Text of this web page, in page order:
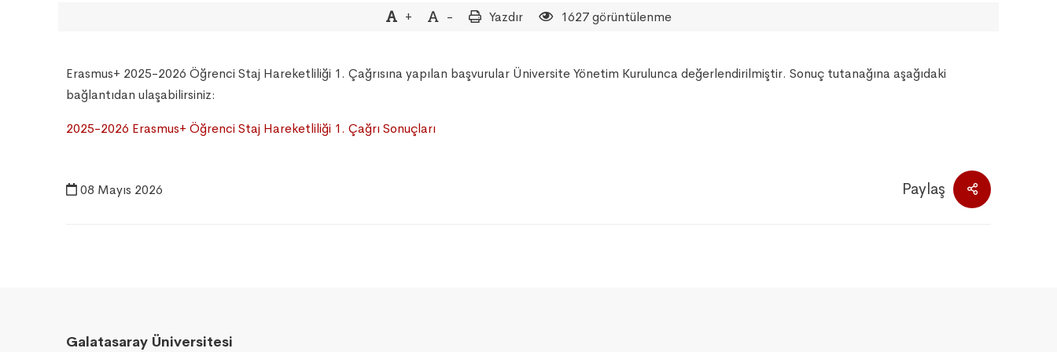
+ - Yazdır 1627 görüntülenme
Erasmus+ 2025-2026 Öğrenci Staj Hareketliliği 1. Çağrısına yapılan başvurular Üniversite Yönetim Kurulunca değerlendirilmiştir. Sonuç tutanağına aşağıdaki
bağlantıdan ulaşabilirsiniz:
2025-2026 Erasmus+ Öğrenci Staj Hareketliliği 1. Çağrı Sonuçları
08 Mayıs 2026 Paylaş
Galatasaray Üniversitesi